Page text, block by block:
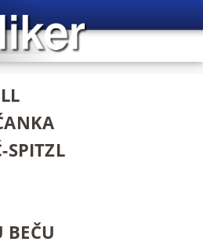
SPITZL
BEČU